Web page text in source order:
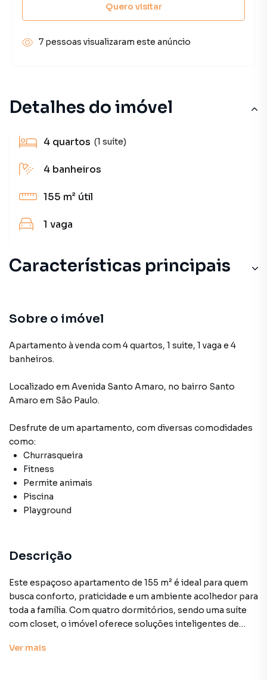
Detalhes do imóvel
4 quartos (1 suíte)
4 banheiros
155 m² útil
1 vaga
Características principais
Sobre o imóvel
Apartamento à venda com 4 quartos, 1 suite, 1 vaga e 4
banheiros.
Localizado em Avenida Santo Amaro, no bairro Santo
Amaro em São Paulo.
Desfrute de um apartamento, com diversas comodidades
como:
Churrasqueira
Fitness
Permite animais
Piscina
Playground
Descrição
Este espaçoso apartamento de 155 m² é ideal para quem
busca conforto, praticidade e um ambiente acolhedor para
toda a família. Com quatro dormitórios, sendo uma suíte
com closet, o imóvel oferece soluções inteligentes de
armários de excelente qualidade e um deles foi
Ver mais
Quero visitar
7 pessoas visualizaram este anúncio